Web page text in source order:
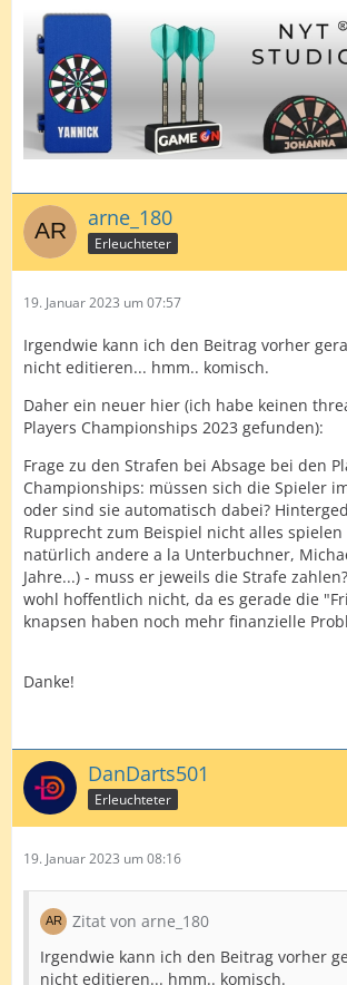
arne_180
Erleuchteter
19. Januar 2023 um 07:57
Irgendwie kann ich den Beitrag vorher
nicht editieren... hmm.. komisch.
Daher ein neuer hier (ich habe keinen
Players Championships 2023 gefunden):
Frage zu den Strafen bei Absage bei den
Championships: müssen sich die Spieler
oder sind sie automatisch dabei?
Rupprecht zum Beispiel nicht alles spielen
natürlich andere a la Unterbuchner,
Jahre...) - muss er jeweils die Strafe
wohl hoffentlich nicht, da es gerade die
knapsen haben noch mehr finanzielle
Danke!
DanDarts501
Erleuchteter
19. Januar 2023 um 08:16
Zitat von arne_180
Irgendwie kann ich den Beitrag vorher
nicht editieren... hmm.. komisch.